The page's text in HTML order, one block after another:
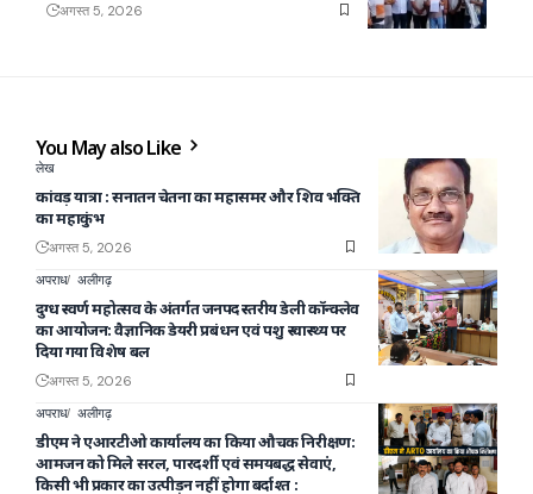
अगस्त 5, 2026
You May also Like
लेख
कांवड़ यात्रा : सनातन चेतना का महासमर और शिव भक्ति
का महाकुंभ
अगस्त 5, 2026
अपराध अलीगढ़
दुग्ध स्वर्ण महोत्सव के अंतर्गत जनपद स्तरीय डेली कॉन्क्लेव
का आयोजन: वैज्ञानिक डेयरी प्रबंधन एवं पशु स्वास्थ्य पर
दिया गया विशेष बल
अगस्त 5, 2026
अपराध अलीगढ़
डीएम ने एआरटीओ कार्यालय का किया औचक निरीक्षण:
आमजन को मिले सरल, पारदर्शी एवं समयबद्ध सेवाएं,
किसी भी प्रकार का उत्पीड़न नहीं होगा बर्दाश्त :